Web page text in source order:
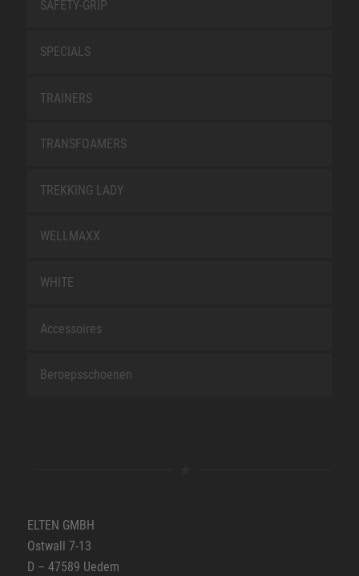
SAFETY-GRIP
SPECIALS
TRAINERS
TRANSFOAMERS
TREKKING LADY
WELLMAXX
WHITE
Accessoires
Beroepsschoenen
ELTEN GMBH
Ostwall 7-13
D – 47589 Uedem